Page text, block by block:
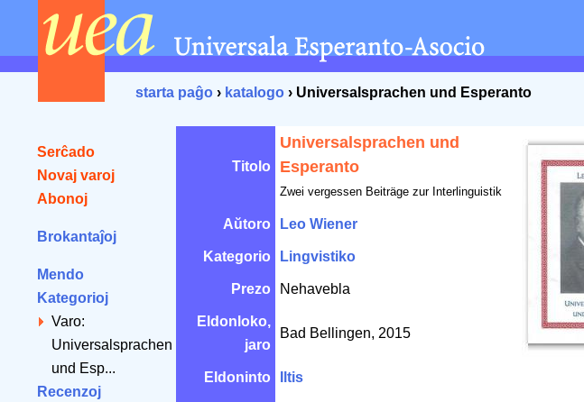
starta paĝo › katalogo › Universalsprachen und Esperanto
Serĉado
Novaj varoj
Abonoj
Brokantaĵoj
Mendo
Kategorioj
Varo:
Universalsprachen
und Esp...
Recenzoj
Titolo
Universalsprachen und
Esperanto
Zwei vergessen Beiträge zur Interlinguistik
Aŭtoro Leo Wiener
Kategorio Lingvistiko
Prezo Nehavebla
Eldonloko,
jaro
Bad Bellingen, 2015
Eldoninto Iltis